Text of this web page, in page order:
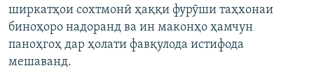
ширкатҳои сохтмонӣ ҳаққи фурӯши таҳхонаи
биноҳоро надоранд ва ин маконҳо ҳамчун
паноҳгоҳ дар ҳолати фавқулода истифода
мешаванд.